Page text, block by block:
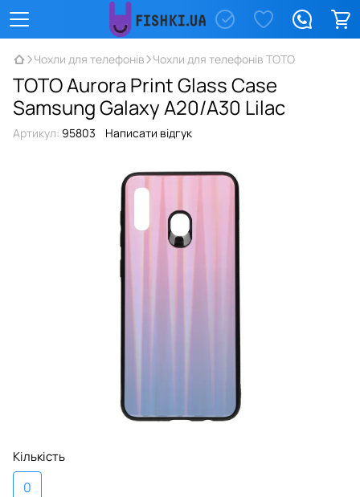
Чохли для телефонів Чохли для телефонів TOTO
TOTO Aurora Print Glass Case
Samsung Galaxy A20/A30 Lilac
Артикул: 95803 Написати відгук
Кількість
0